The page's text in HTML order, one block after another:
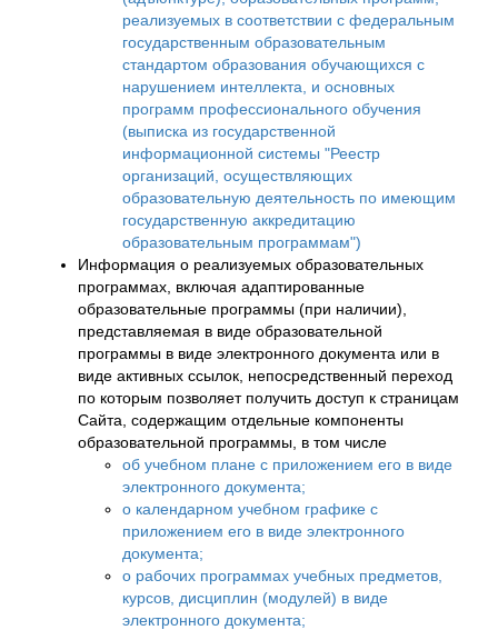
реализуемых в соответствии с федеральным
государственным образовательным
стандартом образования обучающихся с
нарушением интеллекта, и основных
программ профессионального обучения
(выписка из государственной
информационной системы "Реестр
организаций, осуществляющих
образовательную деятельность по имеющим
государственную аккредитацию
образовательным программам")
Информация о реализуемых образовательных
программах, включая адаптированные
образовательные программы (при наличии),
представляемая в виде образовательной
программы в виде электронного документа или в
виде активных ссылок, непосредственный переход
по которым позволяет получить доступ к страницам
Сайта, содержащим отдельные компоненты
образовательной программы, в том числе
об учебном плане с приложением его в виде
электронного документа;
о календарном учебном графике с
приложением его в виде электронного
документа;
о рабочих программах учебных предметов,
курсов, дисциплин (модулей) в виде
электронного документа;